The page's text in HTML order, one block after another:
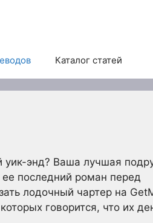
Каталог статей
уик-энд? Ваша лучшая
последний роман перед
лодочный чартер на
говорится, что их